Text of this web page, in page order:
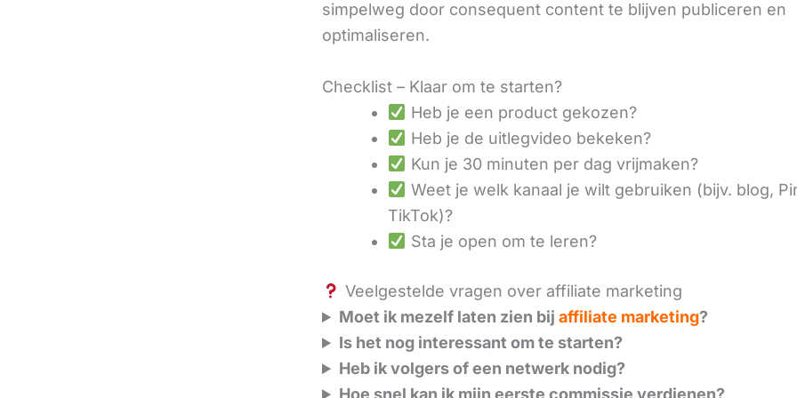
simpelweg door consequent content te blijven publiceren en
optimaliseren.
Checklist – Klaar om te starten?
Heb je een product gekozen?
Heb je de uitlegvideo bekeken?
Kun je 30 minuten per dag vrijmaken?
Weet je welk kanaal je wilt gebruiken (bijv. blog,
TikTok)?
Sta je open om te leren?
Veelgestelde vragen over affiliate marketing
Moet ik mezelf laten zien bijaffiliate marketing?
Is het nog interessant om te starten?
Heb ik volgers of een netwerk nodig?
Hoe snel kan ik mijn eerste commissie verdienen?